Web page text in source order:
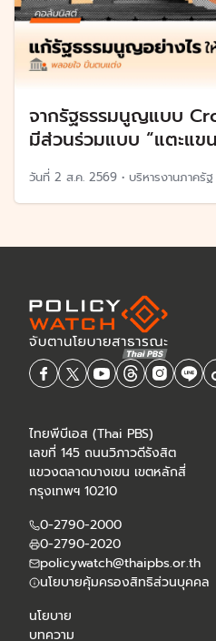
จากรัฐธรรมนูญแบบ
มีส่วนร่วมแบบ “แตะแข
วันที่ 2 ส.ค. 2569 • บริหารงานภาครัฐ
ไทยพีบีเอส (Thai PBS)
เลขที่ 145 ถนนวิภาวดีรังสิต
แขวงตลาดบางเขน เขตหลักสี่
กรุงเทพฯ 10210
0-2790-2000
0-2790-2020
policywatch@thaipbs.or.th
นโยบายคุ้มครองสิทธิส่วนบุคคล
นโยบาย
บทความ